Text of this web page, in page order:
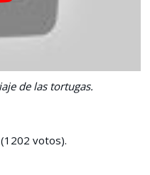
de las tortugas.
votos).